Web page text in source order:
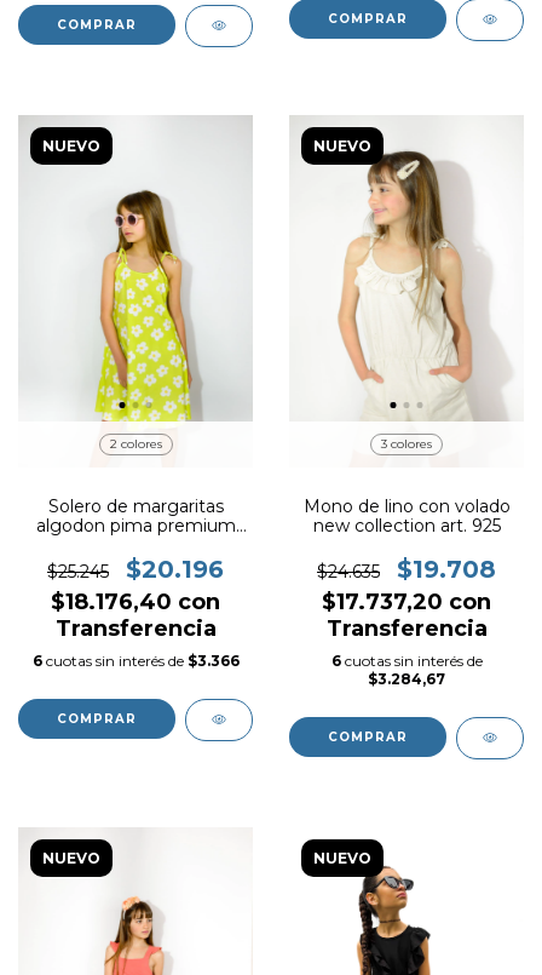
COMPRAR COMPRAR
NUEVO
2 colores
Solero de margaritas
algodon pima premium
$25.245
$20.196
$18.176,40 con
Transferencia
6 cuotas sin interés de $3.366
COMPRAR
NUEVO
3 colores
Mono de lino con volado
new collection art. 925
$24.635 $19.708
$17.737,20 con
Transferencia
6 cuotas sin interés de
$3.284,67
COMPRAR
NUEVO NUEVO